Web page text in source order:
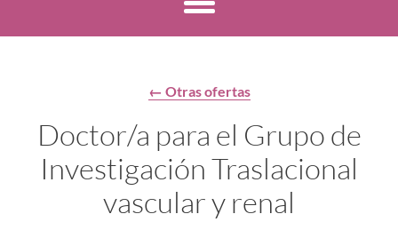
← Otras ofertas
Doctor/a para el Grupo de
Investigación Traslacional
vascular y renal